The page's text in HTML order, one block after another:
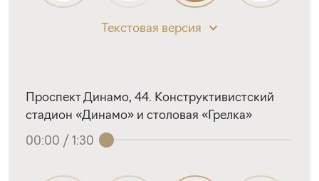
Текстовая версия
Проспект Динамо, 44. Конструктивистский
стадион «Динамо» и столовая «Грелка»
00:00 /1:30